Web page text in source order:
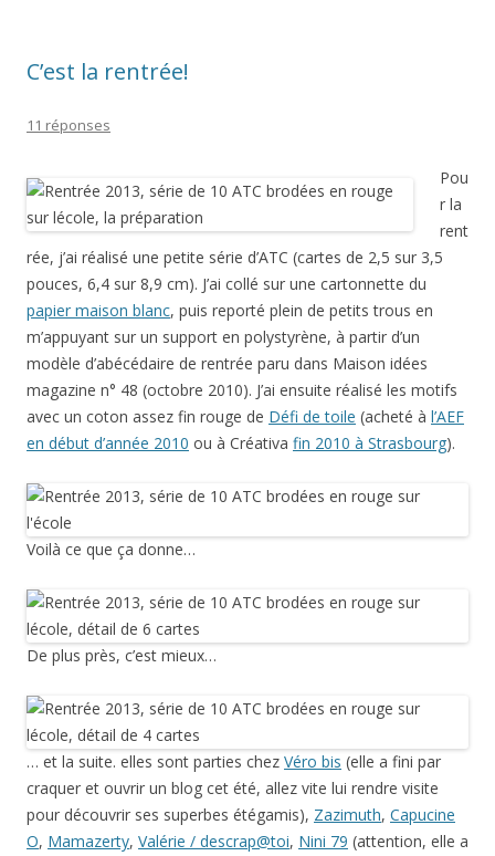
C’est la rentrée!
11 réponses
Pou
r la
rent
rée, j’ai réalisé une petite série d’ATC (cartes de 2,5 sur 3,5
pouces, 6,4 sur 8,9 cm). J’ai collé sur une cartonnette du
papier maison blanc, puis reporté plein de petits trous en
m’appuyant sur un support en polystyrène, à partir d’un
modèle d’abécédaire de rentrée paru dans Maison idées
magazine n° 48 (octobre 2010). J’ai ensuite réalisé les motifs
avec un coton assez fin rouge de Défi de toile (acheté à l’AEF
en début d’année 2010 ou à Créativa fin 2010 à Strasbourg).
Voilà ce que ça donne…
De plus près, c’est mieux…
… et la suite. elles sont parties chez Véro bis (elle a fini par
craquer et ouvrir un blog cet été, allez vite lui rendre visite
pour découvrir ses superbes étégamis), Zazimuth, Capucine
O, Mamazerty, Valérie / descrap@toi, Nini 79 (attention, elle a